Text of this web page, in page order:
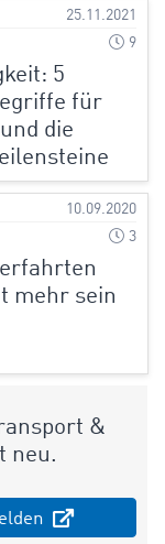
25.11.2021
9
5
für
die
10.09.2020
3
mehr sein
&
neu.